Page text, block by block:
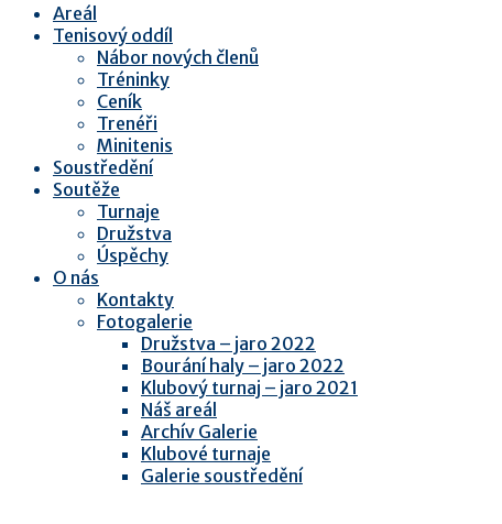
Areál
Tenisový oddíl
Nábor nových členů
Tréninky
Ceník
Trenéři
Minitenis
Soustředění
Soutěže
Turnaje
Družstva
Úspěchy
O nás
Kontakty
Fotogalerie
Družstva – jaro 2022
Bourání haly – jaro 2022
Klubový turnaj – jaro 2021
Náš areál
Archív Galerie
Klubové turnaje
Galerie soustředění